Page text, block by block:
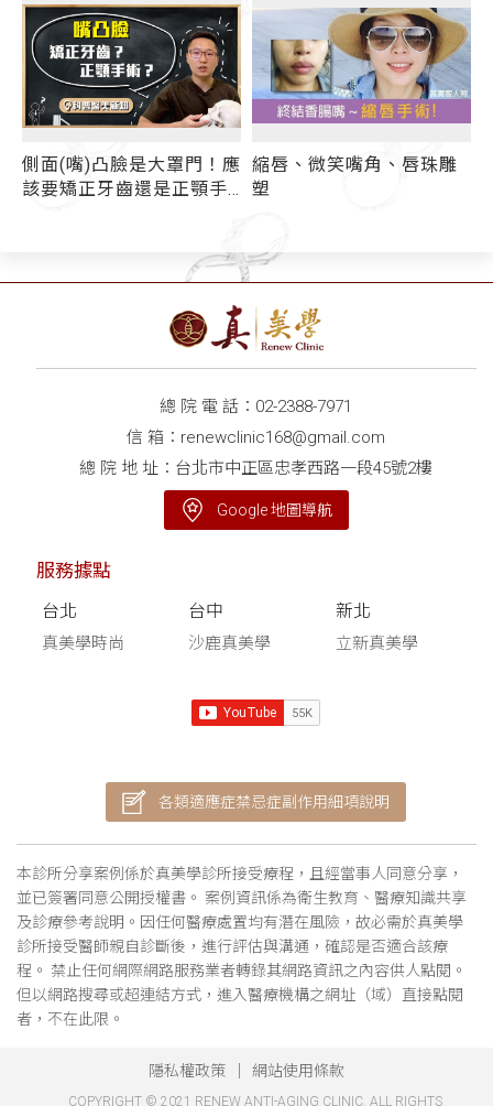
側面(嘴)凸臉是大罩門！應
該要矯正牙齒還是正顎手
縮唇、微笑嘴角、唇珠雕
塑
總 院 電 話： 02-2388-7971
信 箱： renewclinic168@gmail.com
總 院 地 址：台北市中正區忠孝西路一段45號2樓
Google 地圖導航
服務據點
台北
真美學時尚
台中
沙鹿真美學
新北
立新真美學
各類適應症禁忌症副作用細項說明
本診所分享案例係於真美學診所接受療程，且經當事人同意分享，
並已簽署同意公開授權書。 案例資訊係為衛生教育、醫療知識共享
及診療參考說明。因任何醫療處置均有潛在風險，故必需於真美學
診所接受醫師親自診斷後，進行評估與溝通，確認是否適合該療
程。 禁止任何網際網路服務業者轉錄其網路資訊之內容供人點閱。
但以網路搜尋或超連結方式，進入醫療機構之網址（域）直接點閱
者，不在此限。
隱私權政策 網站使用條款
COPYRIGHT © 2021 RENEW ANTI-AGING CLINIC. ALL RIGHTS